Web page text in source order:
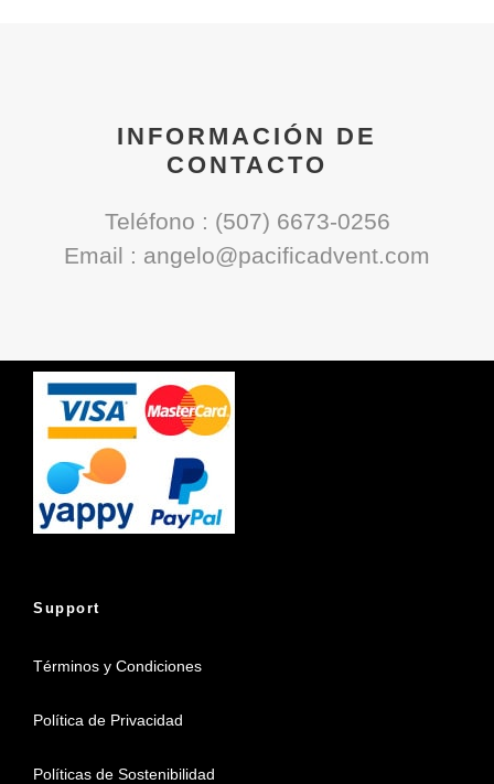
INFORMACIÓN DE
CONTACTO
Teléfono : (507) 6673-0256
Email : angelo@pacificadvent.com
Support
Términos y Condiciones
Política de Privacidad
Políticas de Sostenibilidad